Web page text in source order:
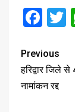
Previous
हरिद्वार जिले
नामांकन रद्द